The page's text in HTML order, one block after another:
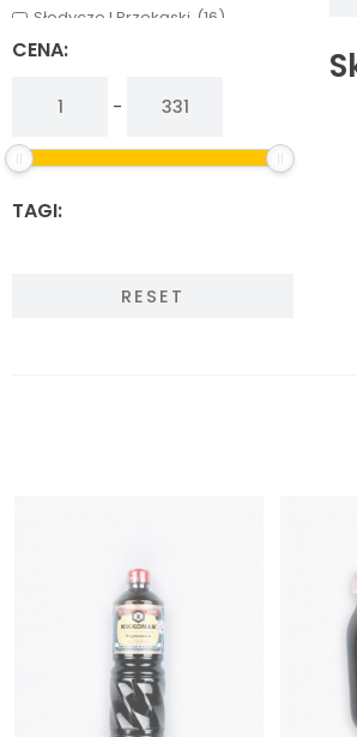
Słodycze I Przekąski (16)
Warzywa, Grzyby I Owoce
CENA:
-
TAGI:
RESET